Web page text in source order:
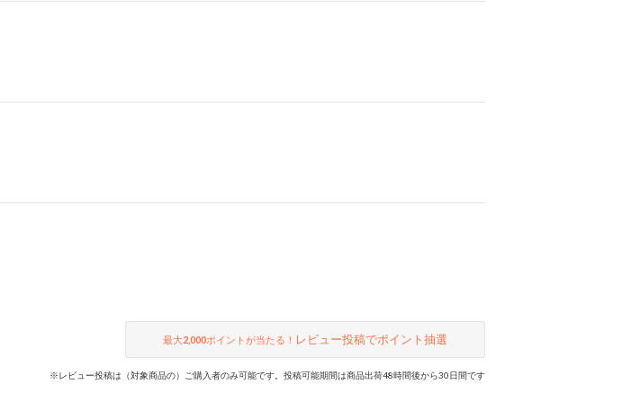
最大2,000ポイントが当たる！ レビュー投稿でポイント抽選
※レビュー投稿は（対象商品の）ご購入者のみ可能です。投稿可能期間は商品出荷48時間後から30日間です